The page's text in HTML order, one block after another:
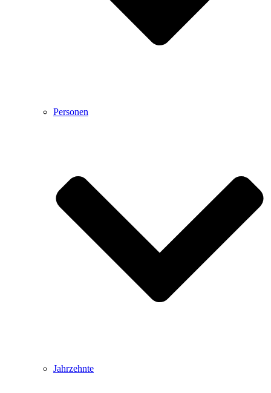
Personen
Jahrzehnte